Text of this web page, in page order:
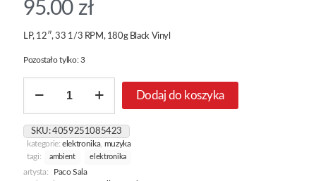
95.00 zł
LP, 12″, 33 1/3 RPM, 180g Black Vinyl
Pozostało tylko: 3
The
Season
Dodaj do koszyka
SKU:4059251085423
kategorie:elektronika, muzyka
tagi:
ambient elektronika
artysta:
Paco Sala